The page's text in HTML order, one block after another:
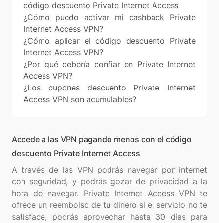
código descuento Private Internet Access
¿Cómo puedo activar mi cashback Private
Internet Access VPN?
¿Cómo aplicar el código descuento Private
Internet Access VPN?
¿Por qué debería confiar en Private Internet
Access VPN?
¿Los cupones descuento Private Internet
Access VPN son acumulables?
Accede a las VPN pagando menos con el código
descuento Private Internet Access
A través de las VPN podrás navegar por internet
con seguridad, y podrás gozar de privacidad a la
hora de navegar. Private Internet Access VPN te
ofrece un reembolso de tu dinero si el servicio no te
satisface, podrás aprovechar hasta 30 días para